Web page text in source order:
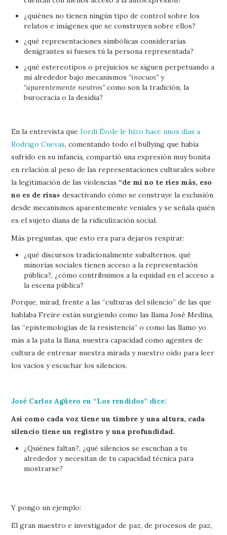
¿quiénes no tienen ningún tipo de control sobre los
relatos e imágenes que se construyen sobre ellos?
¿qué representaciones simbólicas considerarías
denigrantes si fueses tú la persona representada?
¿qué estereotipos o prejuicios se siguen perpetuando a
mi alrededor bajo mecanismos “inocuos” y
“aparentemente neutros” como son la tradición, la
burocracia o la desidia?
En la entrevista queJordi Évole le hizo hace unos días a
Rodrigo Cuevas, comentando todo el bullying que había
sufrido en su infancia, compartió una expresión muy bonita
en relación al peso de las representaciones culturales sobre
la legitimación de las violencias “de mí no te ríes más, eso
no es de risa»desactivando cómo se construye la exclusión
desde mecanismos aparentemente veniales y se señala quién
es el sujeto diana de la ridiculización social.
Más preguntas, que esto era para dejaros respirar:
¿qué discursos tradicionalmente subalternos, qué
minorías sociales tienen acceso a la representación
pública?, ¿cómo contribuimos a la equidad en el acceso a
la escena pública?
Porque, mirad, frente a las “culturas del silencio” de las que
hablaba Freire están surgiendo como las llama José Medina,
las “epistemologías de la resistencia” o como las llamo yo
más a la pata la llana, nuestra capacidad como agentes de
cultura de entrenar nuestra mirada y nuestro oído para leer
los vacíos y escuchar los silencios.
José Carlos Agüero en “Los rendidos” dice:
Así como cada voz tiene un timbre y una altura, cada
silencio tiene un registro y una profundidad.
¿Quiénes faltan?, ¿qué silencios se escuchan a tu
alrededor y necesitan de tu capacidad técnica para
mostrarse?
Y pongo un ejemplo:
El gran maestro e investigador de paz, de procesos de paz,